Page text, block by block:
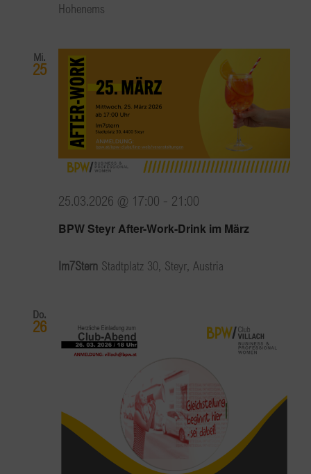
Hohenems
Mi.
25
BPW Steyr After-Work-Drink im März
25.03.2026 @ 17:00 - 21:00
Im7Stern Stadtplatz 30, Steyr, Austria
Do.
26